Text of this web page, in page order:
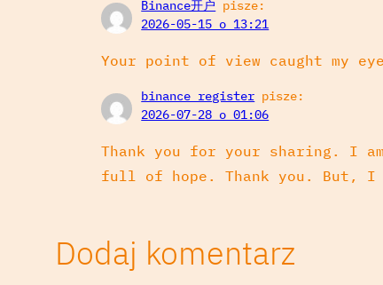
Binance开户 pisze:
2026-05-15 o 13:21
Your point of view caught my
binance register pisze:
2026-07-28 o 01:06
Thank you for your sharing. I
full of hope. Thank you. But, I
Dodaj komentarz